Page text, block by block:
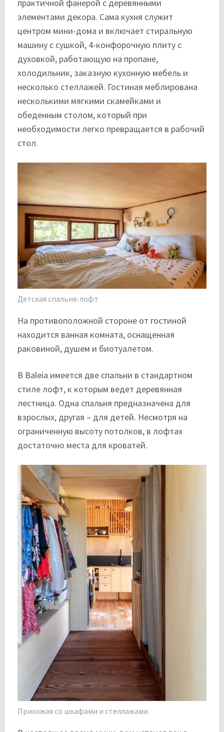
практичной фанерой с деревянными
элементами декора. Сама кухня служит
центром мини-дома и включает стиральную
машину с сушкой, 4-конфорочную плиту с
духовкой, работающую на пропане,
холодильник, заказную кухонную мебель и
несколько стеллажей. Гостиная меблирована
несколькими мягкими скамейками и
обеденным столом, который при
необходимости легко превращается в рабочий
стол.
Детская спальня-лофт
На противоположной стороне от гостиной
находится ванная комната, оснащенная
раковиной, душем и биотуалетом.
В Baleia имеется две спальни в стандартном
стиле лофт, к которым ведет деревянная
лестница. Одна спальня предназначена для
взрослых, другая – для детей. Несмотря на
ограниченную высоту потолков, в лофтах
достаточно места для кроватей.
Прихожая со шкафами и стеллажами